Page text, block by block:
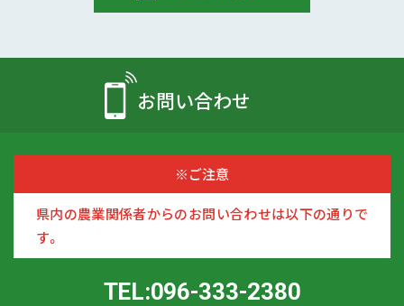
お問い合わせ
※ご注意
県内の農業関係者からのお問い合わせは以下の通りで
す。
TEL:096-333-2380